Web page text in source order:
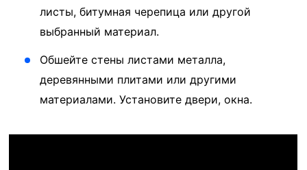
листы, битумная черепица или другой
выбранный материал.
Обшейте стены листами металла,
деревянными плитами или другими
материалами. Установите двери, окна.